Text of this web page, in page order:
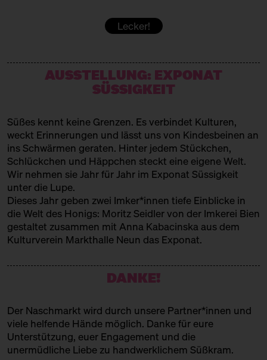
KUCHEN VON GAIA
LETA PATISSERIE
LIMBÉ
Westafrikanisches Süßes
MAMAS BÄCKEREI
Türkisches Gebäck
MUYA
Pralinen
Brownies und Blonides
PERSIAN SWEET BITES
Lecker!
AUSSTELLUNG: EXPONAT
SÜSSIGKEIT
Süßes kennt keine Grenzen. Es verbindet Kulturen,
weckt Erinnerungen und lässt uns von Kindesbeinen an
ins Schwärmen geraten. Hinter jedem Stückchen,
Schlückchen und Häppchen steckt eine eigene Welt.
Wir nehmen sie Jahr für Jahr im Exponat Süssigkeit
unter die Lupe.
Dieses Jahr geben zwei Imker*innen tiefe Einblicke in
die Welt des Honigs: Moritz Seidler von der Imkerei Bien
gestaltet zusammen mit Anna Kabacinska aus dem
Kulturverein Markthalle Neun das Exponat.
DANKE!
Der Naschmarkt wird durch unsere Partner*innen und
viele helfende Hände möglich. Danke für eure
Unterstützung, euer Engagement und die
unermüdliche Liebe zu handwerklichem Süßkram.